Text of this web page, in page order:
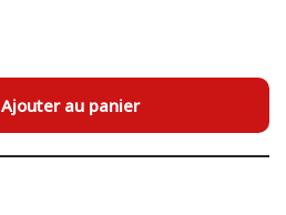
Ajouter au panier